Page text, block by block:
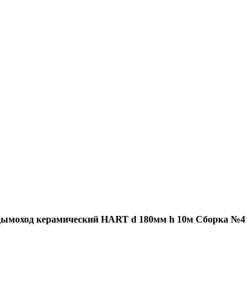
керамический HART d 180мм h 10м Сборка №4